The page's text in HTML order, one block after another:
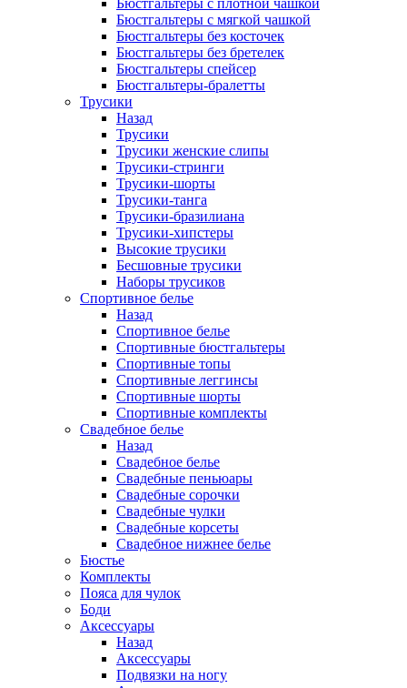
Бюстгальтеры с плотной чашкой
Бюстгальтеры с мягкой чашкой
Бюстгальтеры без косточек
Бюстгальтеры без бретелек
Бюстгальтеры спейсер
Бюстгальтеры-бралетты
Трусики
Назад
Трусики
Трусики женские слипы
Трусики-стринги
Трусики-шорты
Трусики-танга
Трусики-бразилиана
Трусики-хипстеры
Высокие трусики
Бесшовные трусики
Наборы трусиков
Спортивное белье
Назад
Спортивное белье
Спортивные бюстгальтеры
Спортивные топы
Спортивные леггинсы
Спортивные шорты
Спортивные комплекты
Свадебное белье
Назад
Свадебное белье
Свадебные пеньюары
Свадебные сорочки
Свадебные чулки
Свадебные корсеты
Свадебное нижнее белье
Бюстье
Комплекты
Пояса для чулок
Боди
Аксессуары
Назад
Аксессуары
Подвязки на ногу